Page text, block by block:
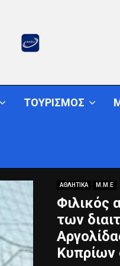
ΤΟΥΡΙΣΜΟΣ
ΑΘΛΗΤΙΚΑ Μ.Μ.Ε
Φιλικός
των